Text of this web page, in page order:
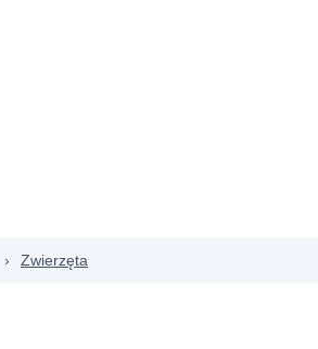
› Zwierzęta